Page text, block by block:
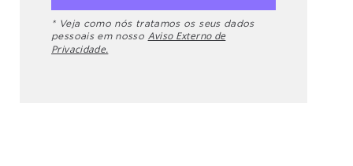
* Veja como nós tratamos os seus dados
pessoais em nosso Aviso Externo de
Privacidade.